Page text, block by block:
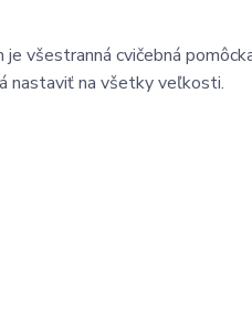
všestranná cvičebná
nastaviť na všetky veľkosti.